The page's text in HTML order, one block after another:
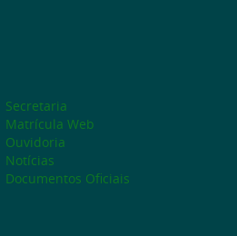
Secretaria
Matrícula Web
Ouvidoria
Notícias
Documentos Oficiais